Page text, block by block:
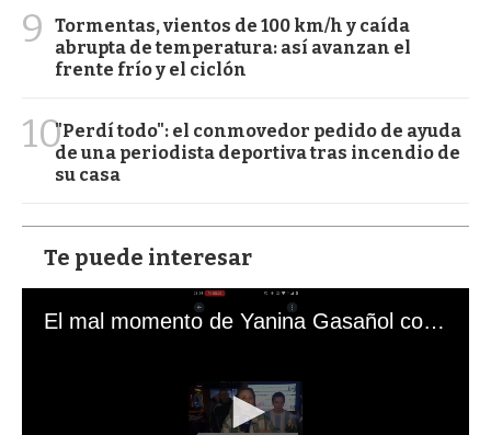
9
Tormentas, vientos de 100 km/h y caída
abrupta de temperatura: así avanzan el
frente frío y el ciclón
10"Perdí todo": el conmovedor pedido de ayuda
de una periodista deportiva tras incendio de
su casa
Te puede interesar
El mal momento de Yanina Gasañol con un hincha argentino en "Subrayado"